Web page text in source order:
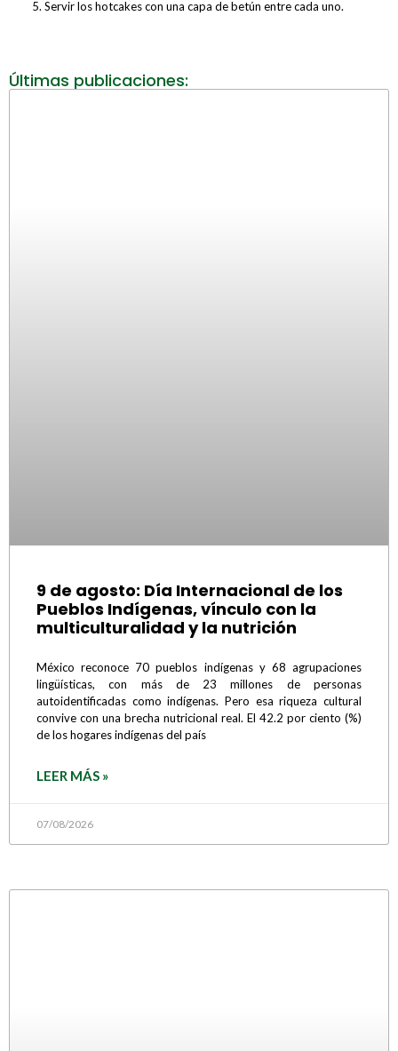
Servir los hotcakes con una capa de betún entre cada uno.
Últimas publicaciones:
9 de agosto: Día Internacional de los
Pueblos Indígenas, vínculo con la
multiculturalidad y la nutrición
México reconoce 70 pueblos indígenas y 68 agrupaciones
lingüísticas, con más de 23 millones de personas
autoidentificadas como indígenas. Pero esa riqueza cultural
convive con una brecha nutricional real. El 42.2 por ciento (%)
de los hogares indígenas del país
LEER MÁS »
07/08/2026